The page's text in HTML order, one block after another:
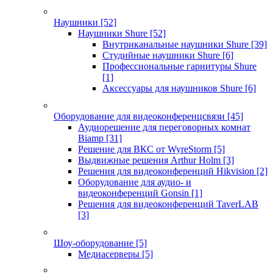
Наушники [52]
Наушники Shure [52]
Внутриканальные наушники Shure [39]
Студийные наушники Shure [6]
Профессиональные гарнитуры Shure
[1]
Аксессуары для наушников Shure [6]
Оборудование для видеоконференцсвязи [45]
Аудиорешение для переговорных комнат
Biamp [31]
Решение для ВКС от WyreStorm [5]
Выдвижные решения Arthur Holm [3]
Решения для видеоконференций Hikvision [2]
Оборудование для аудио- и
видеоконференций Gonsin [1]
Решения для видеоконференций TaverLAB
[3]
Шоу-оборудование [5]
Медиасерверы [5]